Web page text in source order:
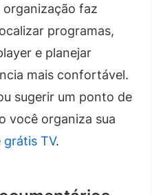
organização faz
programas,
e planejar
mais confortável.
sugerir um ponto de
você organiza sua
grátis TV.